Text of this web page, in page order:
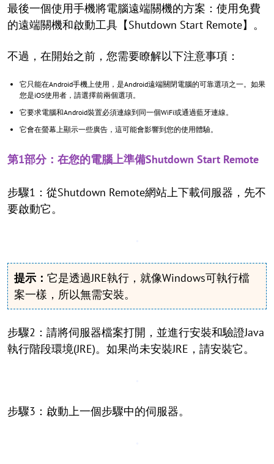
最後一個使用手機將電腦遠端關機的方案：使用免費
的遠端關機和啟動工具【Shutdown Start Remote】。
不過，在開始之前，您需要瞭解以下注意事項：
它只能在Android手機上使用，是Android遠端關閉電腦的可靠選項之一。如果
您是iOS使用者，請選擇前兩個選項。
它要求電腦和Android裝置必須連線到同一個WiFi或通過藍牙連線。
它會在螢幕上顯示一些廣告，這可能會影響到您的使用體驗。
第1部分：在您的電腦上準備Shutdown Start Remote
步驟1：從Shutdown Remote網站上下載伺服器，先不
要啟動它。
提示： 它是透過JRE執行，就像Windows可執行檔
案一樣，所以無需安裝。
步驟2：請將伺服器檔案打開，並進行安裝和驗證Java
執行階段環境(JRE)。如果尚未安裝JRE，請安裝它。
步驟3：啟動上一個步驟中的伺服器。